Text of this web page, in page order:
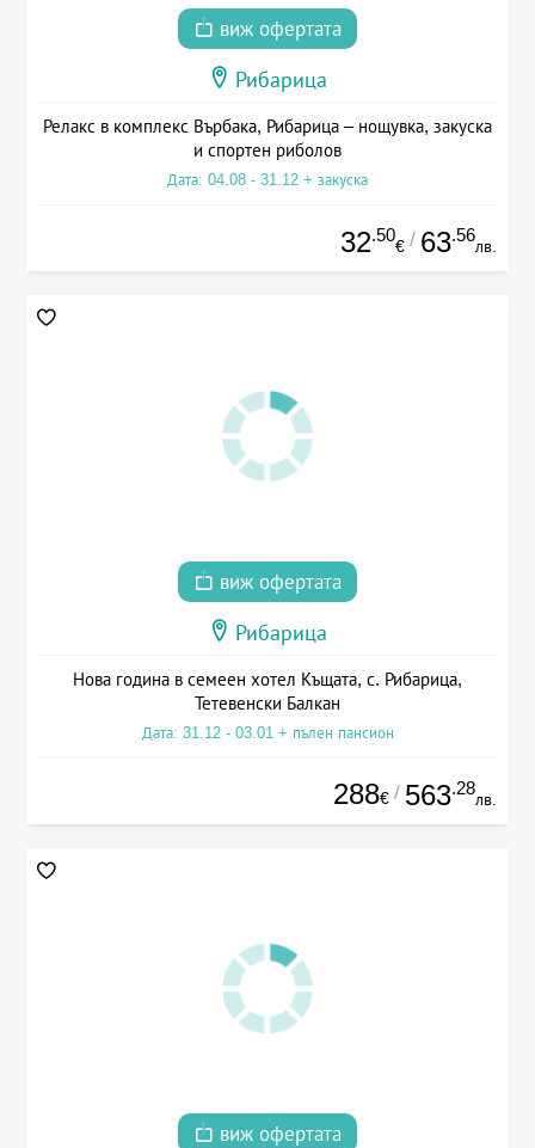
виж офертата
Рибарица
Релакс в комплекс Върбака, Рибарица – нощувка, закуска
и спортен риболов
Дата: 04.08 - 31.12 + закуска
32.50
€ / 63.56
лв.
виж офертата
Рибарица
Нова година в семеен хотел Къщата, с. Рибарица,
Тетевенски Балкан
Дата: 31.12 - 03.01 + пълен пансион
288€ / 563.28
лв.
виж офертата